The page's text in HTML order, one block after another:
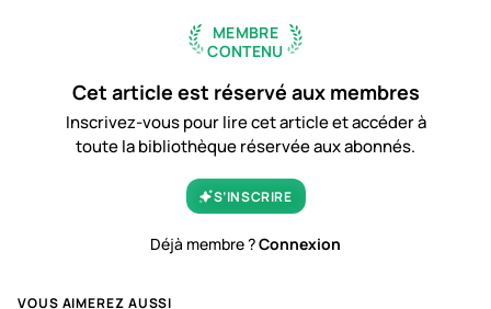
MEMBRE
CONTENU
Cet article est réservé aux membres
Inscrivez-vous pour lire cet article et accéder à
toute la bibliothèque réservée aux abonnés.
S’INSCRIRE
Déjà membre ?Connexion
VOUS AIMEREZ AUSSI